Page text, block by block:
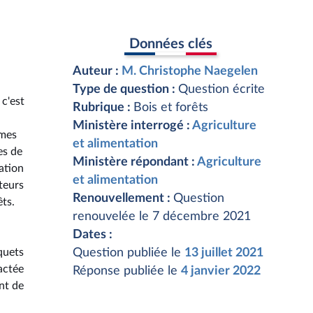
c'est
de
de
Données clés
Auteur : M. Christophe Naegelen
Type de question : Question écrite
Rubrique : Bois et forêts
Ministère interrogé : Agriculture
et alimentation
Ministère répondant : Agriculture
et alimentation
Renouvellement : Question
renouvelée le 7 décembre 2021
Dates :
Question publiée le 13 juillet 2021
Réponse publiée le 4 janvier 2022